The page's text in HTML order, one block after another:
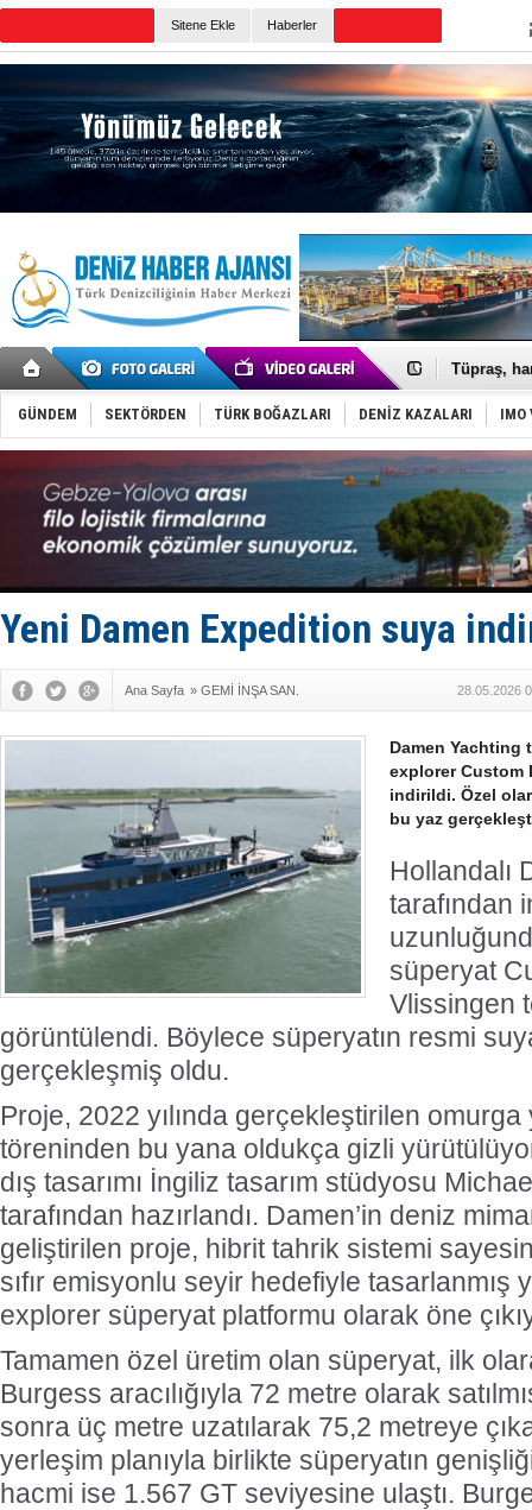
Sitene Ekle Haberler
Anadolu
Tüpraş,
İTU AUV,
LNG
PROYAD,
Türkiye-
Türk
Deniz
DÖDER,
Fairline,
Baltık
Runit
Türk
GÜNDEM SEKTÖRDEN TÜRK BOĞAZLARI DENİZ KAZALARI IMO
Yeni Damen Expedition suya
Ana Sayfa » GEMİ İNŞA SAN. 28.05.2026
Damen Yachting
explorer Custom
indirildi. Özel
bu yaz
Hollandalı
tarafından
süperyat
Vlissingen
görüntülendi. Böylece süperyatın resmi
gerçekleşmiş oldu.
Proje, 2022 yılında gerçekleştirilen
töreninden bu yana oldukça gizli
dış tasarımı İngiliz tasarım stüdyosu
tarafından hazırlandı. Damen’in deniz
geliştirilen proje, hibrit tahrik sistemi
sıfır emisyonlu seyir hedefiyle tasarlanmış
explorer süperyat platformu olarak öne
Tamamen özel üretim olan süperyat, ilk
Burgess aracılığıyla 72 metre olarak
sonra üç metre uzatılarak 75,2 metreye
yerleşim planıyla birlikte süperyatın
hacmi ise 1.567 GT seviyesine ulaştı.